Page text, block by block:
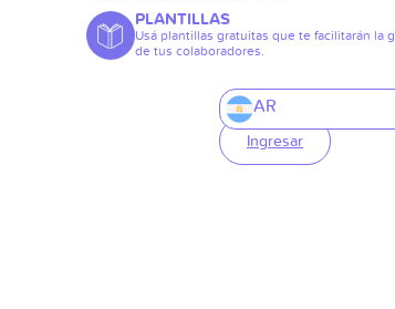
PLANTILLAS
Usá plantillas gratuitas que te facilitarán la
de tus colaboradores.
AR
Ingresar